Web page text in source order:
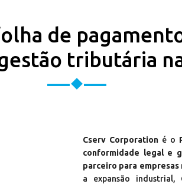
de
tributária
Cserv Corporation é o
conformidade legal e
parceiro para empresas
a expansão industrial,